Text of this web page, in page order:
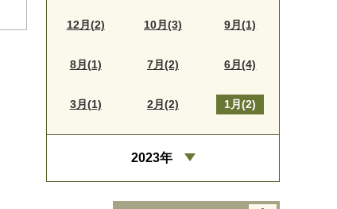
12月(2) 10月(3) 9月(1)
8月(1) 7月(2) 6月(4)
3月(1) 2月(2) 1月(2)
2023年